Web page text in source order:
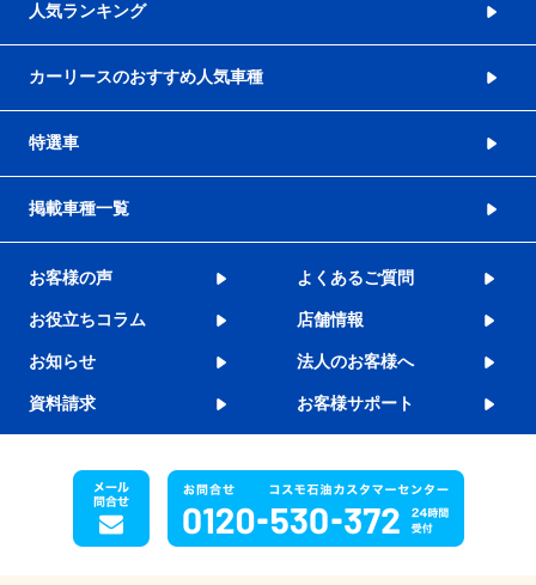
人気ランキング
カーリースのおすすめ人気車種
特選車
掲載車種一覧
お客様の声 よくあるご質問
お役立ちコラム 店舗情報
お知らせ 法人のお客様へ
資料請求 お客様サポート